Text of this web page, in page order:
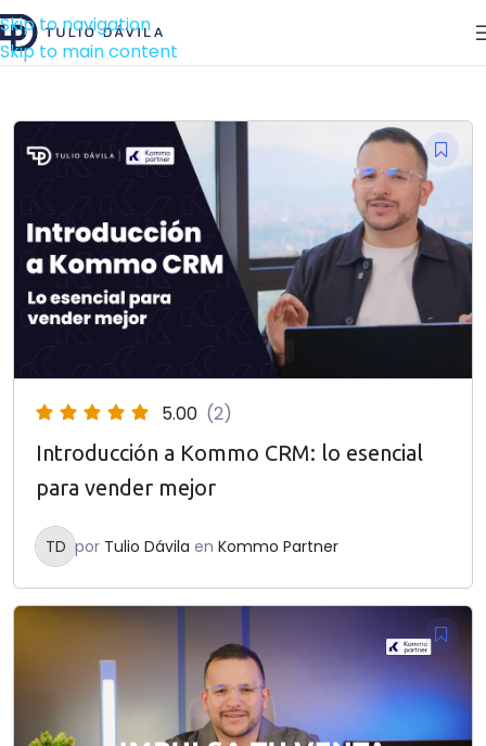
Skip to navigation
Skip to main content
5.00 (2)
Introducción a Kommo CRM: lo esencial
para vender mejor
TD por Tulio Dávila en Kommo Partner